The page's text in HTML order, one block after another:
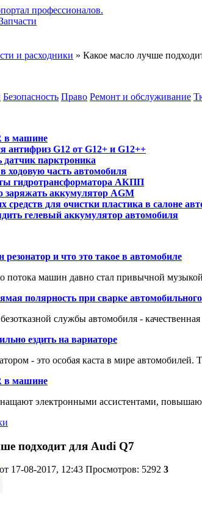
профессионалов.
и расходники » Какое масло лучше
Безопасность Право Ремонт и обслуживание
в машине
антифриз G12 от G12+ и G12++
датчик парктроника
ходовую часть автомобиля
гидротрансформатора АКПП
заряжать аккумулятор AGM
средств для очистки пластика в салоне
гелевый аккумулятор автомобиля
резонатор и что это такое в автомобиле
потока машин давно стал привычной
полярность при сварке автомобильного
службы автомобиля -
ездить на вариаторе
- это особая каста в мире автомобилей.
в машине
электронными ассистентами,
подходит для Audi Q7
от 17-08-2017, 12:43 Просмотров: 5292 3